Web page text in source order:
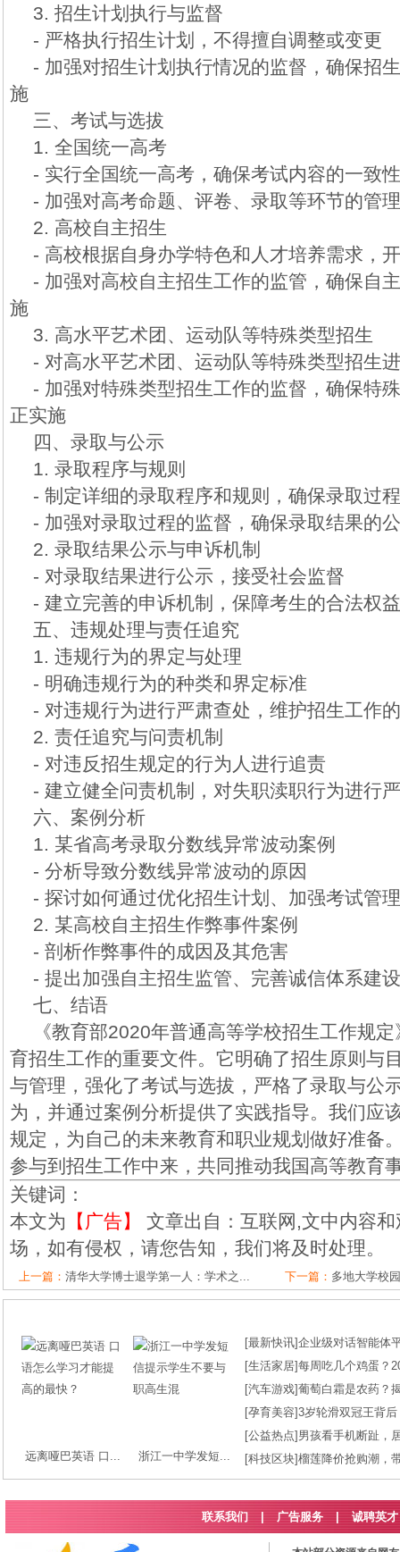
3. 招生计划执行与监督
- 严格执行招生计划，不得擅自调整或变更
- 加强对招生计划执行情况的监督，确保招
施
三、考试与选拔
1. 全国统一高考
- 实行全国统一高考，确保考试内容的一致
- 加强对高考命题、评卷、录取等环节的管
2. 高校自主招生
- 高校根据自身办学特色和人才培养需求，
- 加强对高校自主招生工作的监管，确保自
施
3. 高水平艺术团、运动队等特殊类型招生
- 对高水平艺术团、运动队等特殊类型招生
- 加强对特殊类型招生工作的监督，确保特
正实施
四、录取与公示
1. 录取程序与规则
- 制定详细的录取程序和规则，确保录取过
- 加强对录取过程的监督，确保录取结果的
2. 录取结果公示与申诉机制
- 对录取结果进行公示，接受社会监督
- 建立完善的申诉机制，保障考生的合法权益
五、违规处理与责任追究
1. 违规行为的界定与处理
- 明确违规行为的种类和界定标准
- 对违规行为进行严肃查处，维护招生工作
2. 责任追究与问责机制
- 对违反招生规定的行为人进行追责
- 建立健全问责机制，对失职渎职行为进行
六、案例分析
1. 某省高考录取分数线异常波动案例
- 分析导致分数线异常波动的原因
- 探讨如何通过优化招生计划、加强考试管
2. 某高校自主招生作弊事件案例
- 剖析作弊事件的成因及其危害
- 提出加强自主招生监管、完善诚信体系建
七、结语
《教育部2020年普通高等学校招生工作规
育招生工作的重要文件。它明确了招生原则与
与管理，强化了考试与选拔，严格了录取与公
为，并通过案例分析提供了实践指导。我们应
规定，为自己的未来教育和职业规划做好准备
参与到招生工作中来，共同推动我国高等教育
关键词：
本文为 【广告】
文章出自：互联网,文中内容
场，如有侵权，请您告知，我们将及时处理。
上一篇： 清华大学博士退学第一人：学术之... 下一篇： 多地大学校
远离哑巴英语 口... 浙江一中学发短...
[最新快讯]企业级对话智能体
[生活家居]每周吃几个鸡蛋？
[汽车游戏]葡萄白霜是农药？
[孕育美容]3岁轮滑双冠王背
[公益热点] 男孩看手机断趾，
[科技区块]榴莲降价抢购潮，
联系我们 广告服务 | 诚聘英才